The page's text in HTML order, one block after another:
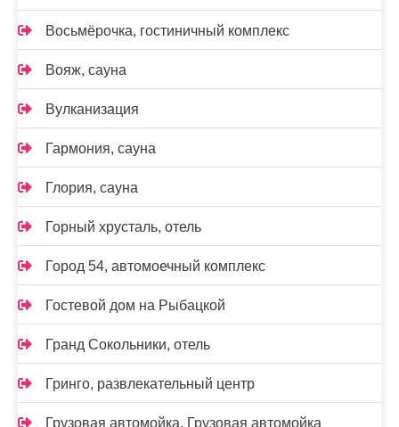
Восьмёрочка, гостиничный комплекс
Вояж, сауна
Вулканизация
Гармония, сауна
Глория, сауна
Горный хрусталь, отель
Город 54, автомоечный комплекс
Гостевой дом на Рыбацкой
Гранд Сокольники, отель
Гринго, развлекательный центр
Грузовая автомойка, Грузовая автомойка